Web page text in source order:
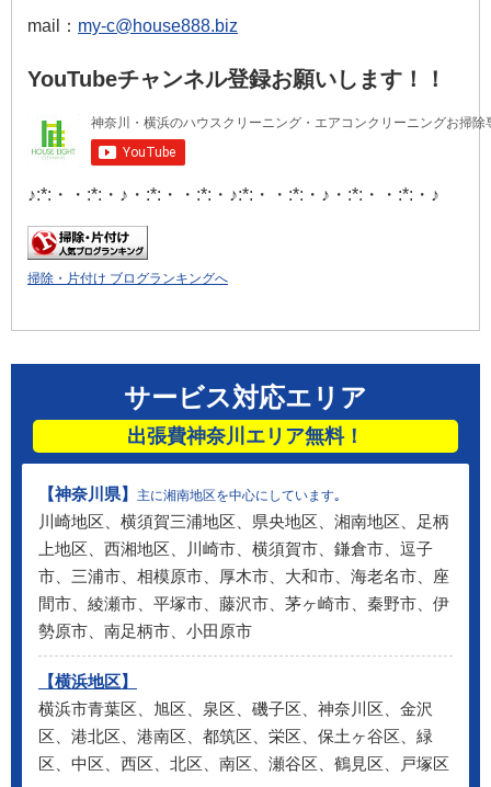
mail： my-c@house888.biz
YouTubeチャンネル登録お願いします！！
♪:*:・・:*:・♪・:*:・・:*:・♪:*:・・:*:・♪・:*:・・:*:・♪
掃除・片付け ブログランキングへ
サービス対応エリア
出張費神奈川エリア無料！
【神奈川県】 主に湘南地区を中心にしています｡
川崎地区、横須賀三浦地区、県央地区、湘南地区、足柄
上地区、西湘地区、川崎市、横須賀市、鎌倉市、逗子
市、三浦市、相模原市、厚木市、大和市、海老名市、座
間市、綾瀬市、平塚市、藤沢市、茅ヶ崎市、秦野市、伊
勢原市、南足柄市、小田原市
【横浜地区】
横浜市青葉区、旭区、泉区、磯子区、神奈川区、金沢
区、港北区、港南区、都筑区、栄区、保土ヶ谷区、緑
区、中区、西区、北区、南区、瀬谷区、鶴見区、戸塚区